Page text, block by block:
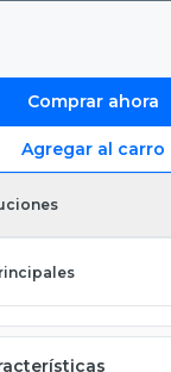
Comprar ahora
Agregar al carro